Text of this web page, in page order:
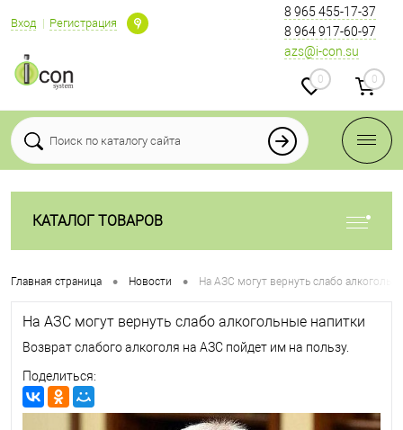
Вход Регистрация
8 965 455-17-37
8 964 917-60-97
azs@i-con.su
0 0
КАТАЛОГ ТОВАРОВ
Главная страница • Новости • На АЗС могут вернуть слабо
На АЗС могут вернуть слабо алкогольные напитки
Возврат слабого алкоголя на АЗС пойдет им на пользу.